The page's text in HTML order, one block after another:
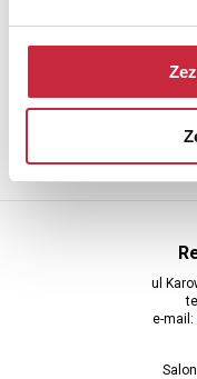
Aby otrzymywać
ul
e-mail: